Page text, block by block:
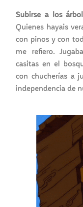
Subirse a los
Quienes hayais
con pinos y con
me refiero.
casitas en el
con chucherías a
independencia de